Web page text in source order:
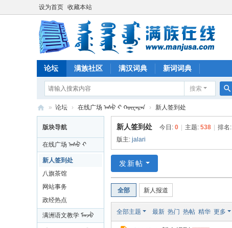
设为首页 收藏本站
论坛 满族社区 满汉词典 新词词典
搜索
索
族
在
» 论坛 › 在线广场 ᠠᠰᡠ ᠊ᡳ ᡴᡡᠸᠠᡵᠠᠨ › 新人签到处
版块导航
在线广场 ᠠᠰᡠ ᠊ᡳ
ᡴᡡᠸᠠᡵᠠᠨ
新人签到处
八旗茶馆
网站事务
政经热点
满洲语文教学 ᠮᠠᠨᠵᡠ
新人签到处 今日: 0 主题: 538 排名:
版主: jalari
发新帖
全部 新人报道
全部主题 最新 热门 热帖 精华 更多